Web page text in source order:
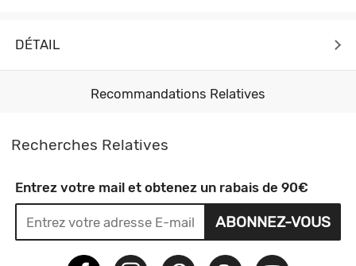
DÉTAIL
Recommandations Relatives
Recherches Relatives
Entrez votre mail et obtenez un rabais de 90€
ABONNEZ-VOUS